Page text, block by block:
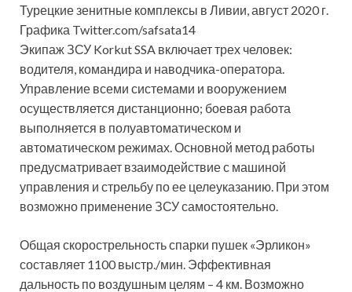
Турецкие зенитные комплексы в Ливии, август 2020 г.
Графика Twitter.com/safsata14
Экипаж ЗСУ Korkut SSA включает трех человек:
водителя, командира и наводчика-оператора.
Управление всеми системами и вооружением
осуществляется дистанционно; боевая работа
выполняется в полуавтоматическом и
автоматическом режимах. Основной метод работы
предусматривает взаимодействие с машиной
управления и стрельбу по ее целеуказанию. При этом
возможно применение ЗСУ самостоятельно.
Общая скорострельность спарки пушек «Эрликон»
составляет 1100 выстр./мин. Эффективная
дальность по воздушным целям – 4 км. Возможно